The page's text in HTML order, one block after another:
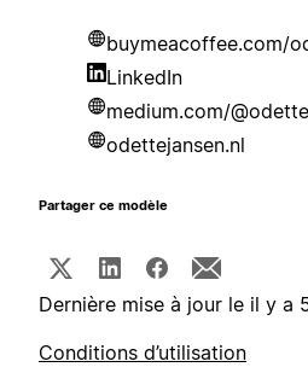
buymeacoffee.com/
LinkedIn
medium.com/
odettejansen.nl
Partager ce modèle
Dernière mise à jour le il y a
Conditions d’utilisation